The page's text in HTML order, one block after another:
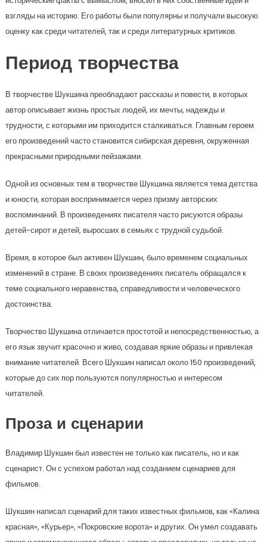
взгляды на историю. Его работы были популярны и получали высокую
оценку как среди читателей, так и среди литературных критиков.
Период творчества
В творчестве Шукшина преобладают рассказы и повести, в которых
автор описывает жизнь простых людей, их мечты, надежды и
трудности, с которыми им приходится сталкиваться. Главным героем
его произведений часто становится сибирская деревня, окруженная
прекрасными природными пейзажами.
Одной из основных тем в творчестве Шукшина является тема детства
и юности, которая воспринимается через призму авторских
воспоминаний. В произведениях писателя часто рисуются образы
детей-сирот и детей, выросших в семьях с трудной судьбой.
Время, в которое был активен Шукшин, было временем социальных
изменений в стране. В своих произведениях писатель обращался к
теме социального неравенства, справедливости и человеческого
достоинства.
Творчество Шукшина отличается простотой и непосредственностью, а
его язык звучит красочно и живо, создавая яркие образы и привлекая
внимание читателей. Всего Шукшин написал около 150 произведений,
которые до сих пор пользуются популярностью и интересом
читателей.
Проза и сценарии
Владимир Шукшин был известен не только как писатель, но и как
сценарист. Он с успехом работал над созданием сценариев для
фильмов.
Шукшин написал сценарий для таких известных фильмов, как «Калина
красная», «Курьер», «Покровские ворота» и других. Он умел создавать